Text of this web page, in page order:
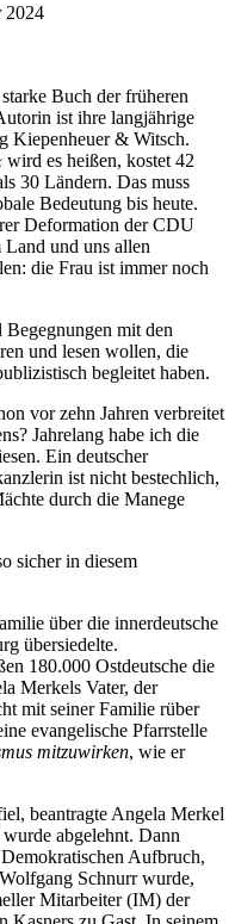
2024
Buch der früheren
ist ihre langjährige
Kiepenheuer & Witsch.
wird es heißen, kostet 42
30 Ländern. Das muss
Bedeutung bis heute.
Deformation der CDU
Land und uns allen
die Frau ist immer noch
mit den
und lesen wollen, die
begleitet haben.
vor zehn Jahren verbreitet
Jahrelang habe ich die
Ein deutscher
ist nicht bestechlich,
durch die Manege
sicher in diesem
über die innerdeutsche
übersiedelte.
180.000 Ostdeutsche die
Merkels Vater, der
mit seiner Familie rüber
evangelische Pfarrstelle
mitzuwirken, wie er
beantragte Angela Merkel
abgelehnt. Dann
Aufbruch,
Schnurr wurde,
Mitarbeiter (IM) der